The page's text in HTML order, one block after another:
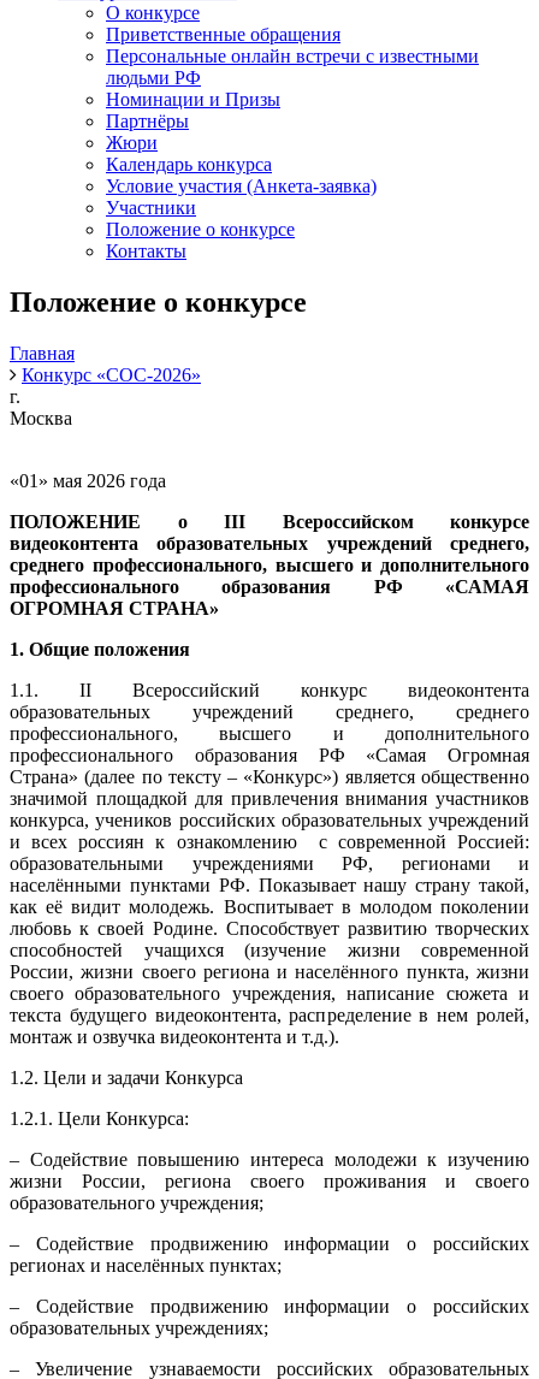
О конкурсе
Приветственные обращения
Персональные онлайн встречи с известными
людьми РФ
Номинации и Призы
Партнёры
Жюри
Календарь конкурса
Условие участия (Анкета-заявка)
Участники
Положение о конкурсе
Контакты
Положение о конкурсе
Главная
Конкурс «СОС-2026»
г.
«01» мая 2026 года
ПОЛОЖЕНИЕ о III Всероссийском конкурсе
видеоконтента образовательных учреждений среднего,
среднего профессионального, высшего и дополнительного
профессионального образования РФ «САМАЯ
ОГРОМНАЯ СТРАНА»
1. Общие положения
1.1. II Всероссийский конкурс видеоконтента
образовательных учреждений среднего, среднего
профессионального, высшего и дополнительного
профессионального образования РФ «Самая Огромная
Страна» (далее по тексту – «Конкурс») является общественно
значимой площадкой для привлечения внимания участников
конкурса, учеников российских образовательных учреждений
и всех россиян к ознакомлению с современной Россией:
образовательными учреждениями РФ, регионами и
населёнными пунктами РФ. Показывает нашу страну такой,
как её видит молодежь. Воспитывает в молодом поколении
любовь к своей Родине. Способствует развитию творческих
способностей учащихся (изучение жизни современной
России, жизни своего региона и населённого пункта, жизни
своего образовательного учреждения, написание сюжета и
текста будущего видеоконтента, распределение в нем ролей,
монтаж и озвучка видеоконтента и т.д.).
1.2. Цели и задачи Конкурса
1.2.1. Цели Конкурса:
– Содействие повышению интереса молодежи к изучению
жизни России, региона своего проживания и своего
образовательного учреждения;
– Содействие продвижению информации о российских
регионах и населённых пунктах;
– Содействие продвижению информации о российских
образовательных учреждениях;
– Увеличение узнаваемости российских образовательных